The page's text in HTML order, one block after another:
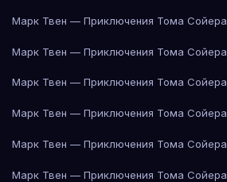
Марк Твен — Приключения Тома Сойера
Марк Твен — Приключения Тома Сойера
Марк Твен — Приключения Тома Сойера
Марк Твен — Приключения Тома Сойера
Марк Твен — Приключения Тома Сойера
Марк Твен — Приключения Тома Сойера